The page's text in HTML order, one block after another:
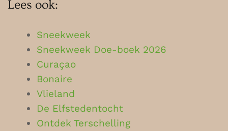
Lees ook:
Sneekweek
Sneekweek Doe-boek 2026
Curaçao
Bonaire
Vlieland
De Elfstedentocht
Ontdek Terschelling